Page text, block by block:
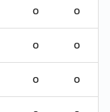
0 0
0 0
0 0